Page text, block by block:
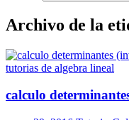
Archivo de la
tutorias de algebra lineal
calculo